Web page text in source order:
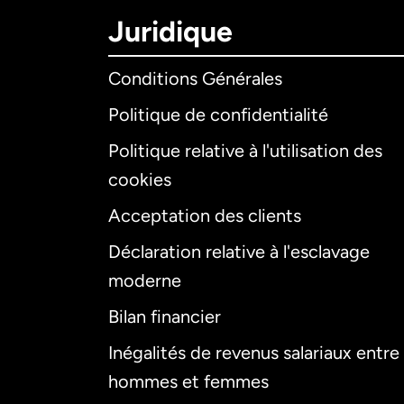
Juridique
Conditions Générales
Politique de confidentialité
Politique relative à l'utilisation des
cookies
Acceptation des clients
Déclaration relative à l'esclavage
moderne
Bilan financier
Inégalités de revenus salariaux entre
hommes et femmes